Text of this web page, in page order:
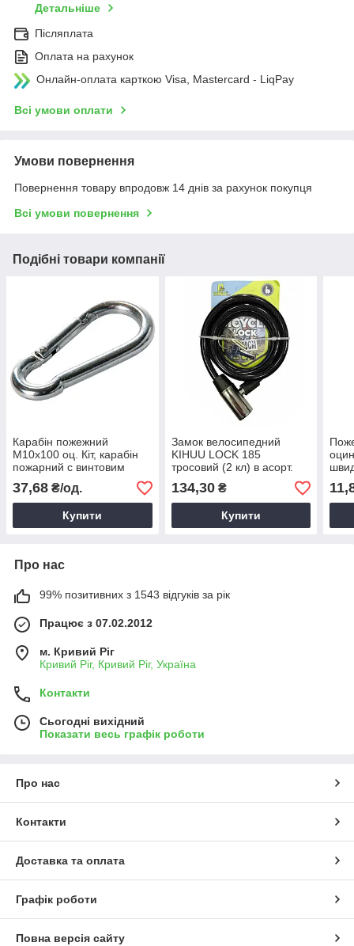
Детальніше
Післяплата
Оплата на рахунок
Онлайн-оплата карткою Visa, Mastercard - LiqPay
Всі умови оплати
Умови повернення
Повернення товару впродовж 14 днів за рахунок покупця
Всі умови повернення
Подібні товари компанії
Карабін пожежний
М10х100 оц. Кіт, карабін
пожарний с винтовим
замком
37,68 ₴/од.
Купити
Замок велосипедний
KIHUU LOCK 185
тросовий (2 кл) в асорт.
10*1500 мм,Замок
протиугонний для
велосипеда
134,30₴
Купити
для
Про нас
99% позитивних з 1543 відгуків за рік
Працює з 07.02.2012
м. Кривий Ріг
Кривий Ріг, Кривий Ріг, Україна
Контакти
Сьогодні вихідний
Показати весь графік роботи
Про нас
Контакти
Доставка та оплата
Графік роботи
Повна версія сайту